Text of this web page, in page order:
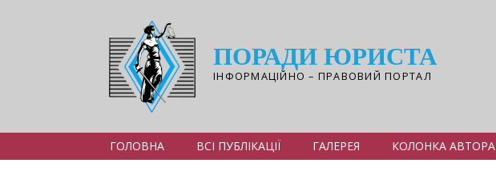
ПОРАДИ ЮРИСТА
ІНФОРМАЦІЙНО – ПРАВОВИЙ ПОРТАЛ
ГОЛОВНА ВСІ ПУБЛІКАЦІЇ ГАЛЕРЕЯ КОЛОНКА АВТОРА